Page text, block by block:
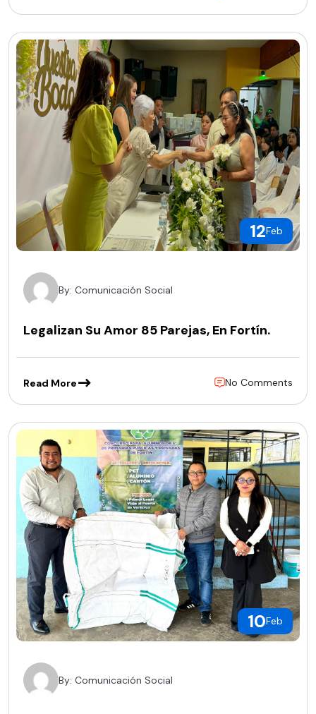
12Feb
By: Comunicación Social
Legalizan Su Amor 85 Parejas, En Fortín.
Read More No Comments
10Feb
By: Comunicación Social